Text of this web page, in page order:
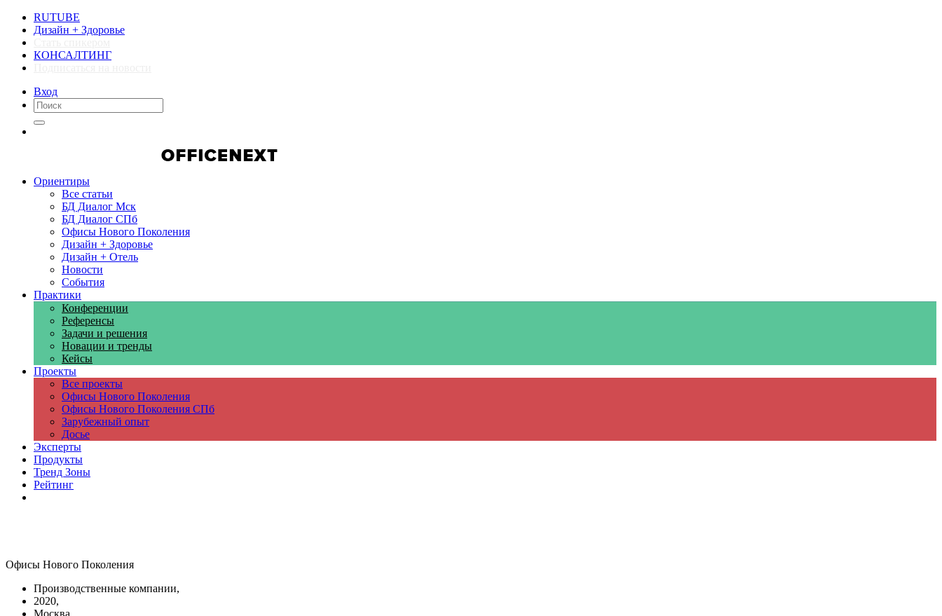
RUTUBE
Дизайн + Здоровье
КОНСАЛТИНГ
Вход
Ориентиры
Все статьи
БД Диалог Мск
БД Диалог СПб
Офисы Нового Поколения
Дизайн + Здоровье
Дизайн + Отель
Новости
События
Практики
Конференции
Референсы
Задачи и решения
Новации и тренды
Кейсы
Проекты
Все проекты
Офисы Нового Поколения
Офисы Нового Поколения СПб
Зарубежный опыт
Досье
Эксперты
Продукты
Тренд Зоны
Рейтинг
Офисы Нового Поколения
Производственные компании,
2020,
Москва